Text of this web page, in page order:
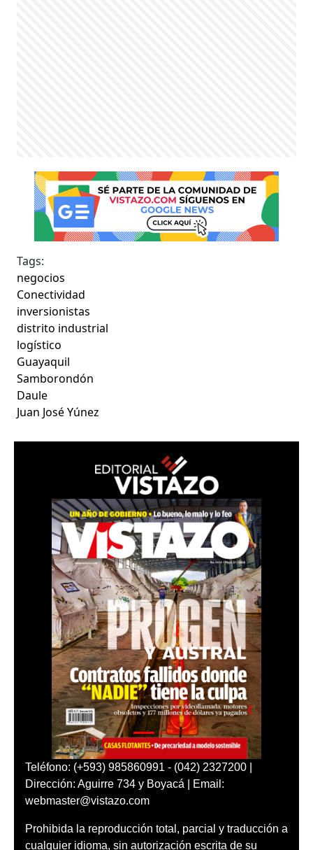
Tags:
negocios
Conectividad
inversionistas
distrito industrial
logístico
Guayaquil
Samborondón
Daule
Juan José Yúnez
Teléfono: (+593) 985860991 - (042) 2327200 |
Dirección: Aguirre 734 y Boyacá | Email:
webmaster@vistazo.com
Prohibida la reproducción total, parcial y traducción a
cualquier idioma, sin autorización escrita de su